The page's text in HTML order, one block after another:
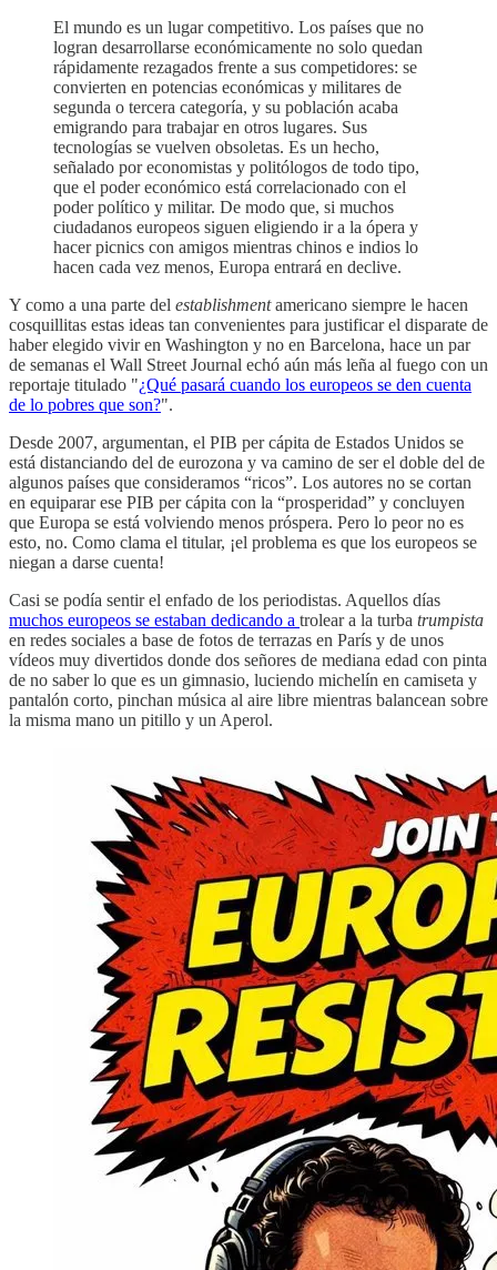
El mundo es un lugar competitivo. Los países que no
logran desarrollarse económicamente no solo quedan
rápidamente rezagados frente a sus competidores: se
convierten en potencias económicas y militares de
segunda o tercera categoría, y su población acaba
emigrando para trabajar en otros lugares. Sus
tecnologías se vuelven obsoletas. Es un hecho,
señalado por economistas y politólogos de todo tipo,
que el poder económico está correlacionado con el
poder político y militar. De modo que, si muchos
ciudadanos europeos siguen eligiendo ir a la ópera y
hacer picnics con amigos mientras chinos e indios lo
hacen cada vez menos, Europa entrará en declive.
Y como a una parte del establishmentamericano siempre le hacen
cosquillitas estas ideas tan convenientes para justificar el disparate de
haber elegido vivir en Washington y no en Barcelona, hace un par
de semanas el Wall Street Journal echó aún más leña al fuego con un
reportaje titulado "¿Qué pasará cuando los europeos se den cuenta
de lo pobres que son?".
Desde 2007, argumentan, el PIB per cápita de Estados Unidos se
está distanciando del de eurozona y va camino de ser el doble del de
algunos países que consideramos “ricos”. Los autores no se cortan
en equiparar ese PIB per cápita con la “prosperidad” y concluyen
que Europa se está volviendo menos próspera. Pero lo peor no es
esto, no. Como clama el titular, ¡el problema es que los europeos se
niegan a darse cuenta!
Casi se podía sentir el enfado de los periodistas. Aquellos días
muchos europeos se estaban dedicando a trolear a la turba trumpista
en redes sociales a base de fotos de terrazas en París y de unos
vídeos muy divertidos donde dos señores de mediana edad con pinta
de no saber lo que es un gimnasio, luciendo michelín en camiseta y
pantalón corto, pinchan música al aire libre mientras balancean sobre
la misma mano un pitillo y un Aperol.